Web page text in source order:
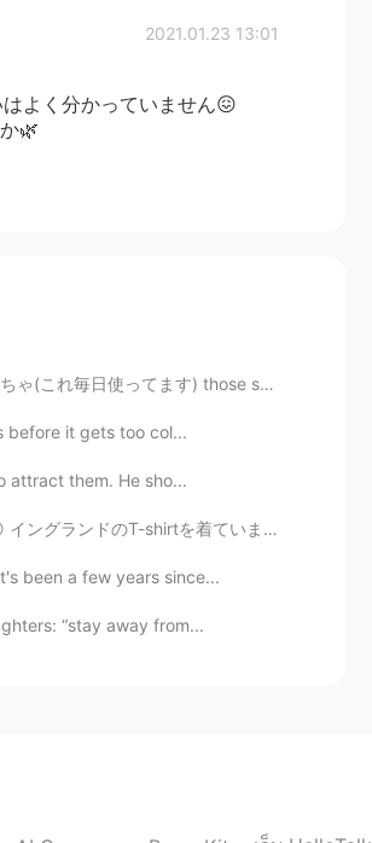
2021.01.23 13:01
よく分かっていません😖
🌿
2021.01.23 12:12
are mad cute その靴はめっちゃかわいい it’s b...
before it gets too col...
attract them. He sho...
ンド人としてサッカーは大事物です！ 日本に侍がいた時...
been a few years since...
“stay away from...